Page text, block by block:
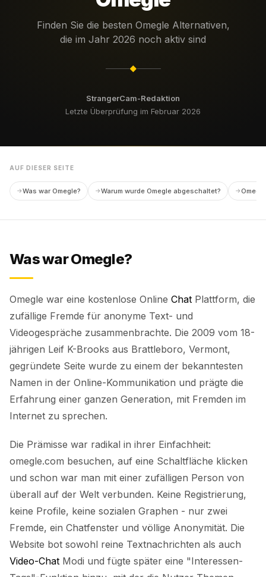
Finden Sie die besten Omegle Alternativen,
die im Jahr 2026 noch aktiv sind
◆
StrangerCam-Redaktion
Letzte Überprüfung im Februar 2026
AUF DIESER SEITE
Was war Omegle? Warum wurde Omegle abgeschaltet?
Was war Omegle?
Omegle war eine kostenlose Online Chat Plattform, die
zufällige Fremde für anonyme Text- und
Videogespräche zusammenbrachte. Die 2009 vom 18-
jährigen Leif K-Brooks aus Brattleboro, Vermont,
gegründete Seite wurde zu einem der bekanntesten
Namen in der Online-Kommunikation und prägte die
Erfahrung einer ganzen Generation, mit Fremden im
Internet zu sprechen.
Die Prämisse war radikal in ihrer Einfachheit:
omegle.com besuchen, auf eine Schaltfläche klicken
und schon war man mit einer zufälligen Person von
überall auf der Welt verbunden. Keine Registrierung,
keine Profile, keine sozialen Graphen - nur zwei
Fremde, ein Chatfenster und völlige Anonymität. Die
Website bot sowohl reine Textnachrichten als auch
Video-Chat Modi und fügte später eine "Interessen-